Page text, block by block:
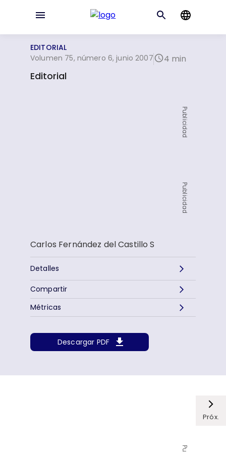
EDITORIAL
Volumen 75, número 6, junio 2007
4 min
Editorial
Publicidad
Publicidad
Carlos Fernández del Castillo S
Detalles
Descargar PDF
Métricas
Compartir
Próx.